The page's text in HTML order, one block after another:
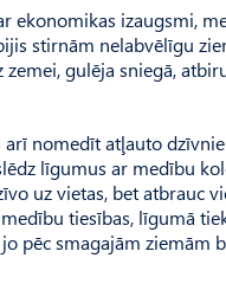
ekonomikas izaugsmi,
stirnām nelabvēlīgu
gulēja sniegā,
nomedīt atļauto
līgumus ar medību
uz vietas, bet atbrauc
tiesības, līgumā
pēc smagajām ziemām